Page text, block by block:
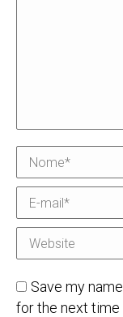
Nome *
E-mail *
Website
Save my
for the next time